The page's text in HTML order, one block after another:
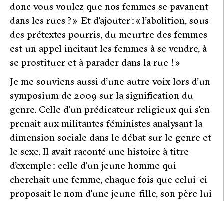
donc vous voulez que nos femmes se pavanent
dans les rues ?» Et d’ajouter : «l’abolition, sous
des prétextes pourris, du meurtre des femmes
est un appel incitant les femmes à se vendre, à
se prostituer et à parader dans la rue ! »
Je me souviens aussi d’une autre voix lors d’un
symposium de 2009 sur la signification du
genre. Celle d’un prédicateur religieux qui s’en
prenait aux militantes féministes analysant la
dimension sociale dans le débat sur le genre et
le sexe. Il avait raconté une histoire à titre
d’exemple : celle d’un jeune homme qui
cherchait une femme, chaque fois que celui-ci
proposait le nom d’une jeune-fille, son père lui